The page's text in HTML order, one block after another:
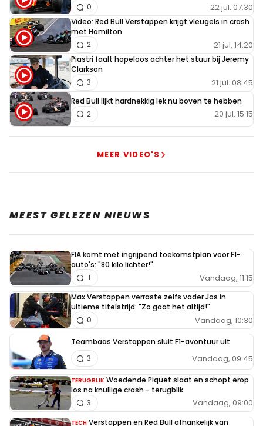
22 jul. 07:30
0
Video: Red Bull Verstappen krijgt vleugels in crash
met Hamilton
21 jul. 14:20
2
Piastri faalt hopeloos achter het stuur bij Jeremy
Clarkson
21 jul. 08:45
3
Red Bull lijkt hardnekkig lek nu boven te hebben
20 jul. 15:15
2
MEER VIDEO'S
MEEST GELEZEN NIEUWS
FIA komt met ingrijpend toekomstplan voor F1-
auto's: "80 kilo lichter!"
Vandaag, 11:15
1
Max Verstappen verraste zelfs vader Jos in
ultieme titelstrijd: "Zo gaat het altijd!"
Vandaag, 10:30
0
Teambaas Verstappen sluit F1-avontuur uit
Vandaag, 09:45
3
TERUGBLIK Woedende Piquet slaat en schopt erop
los na knullige crash - terugblik
Vandaag, 09:00
3
TECH Verstappen en Red Bull afhankelijk van